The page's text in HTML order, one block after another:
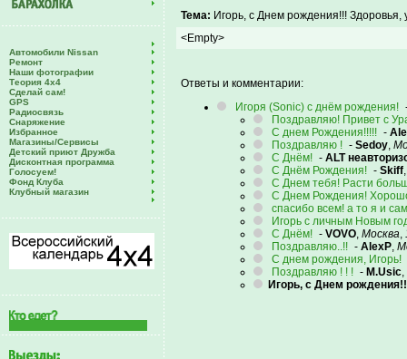
Автомобили Nissan
Ремонт
Наши фотографии
Теория 4х4
Сделай сам!
GPS
Радиосвязь
Снаряжение
Избранное
Магазины/Сервисы
Детский приют Дружба
Дисконтная программа
Голосуем!
Фонд Клуба
Клубный магазин
Тема: Игорь, с Днем рождения!!! Здоровья,
<Empty>
Ответы и комментарии:
Игоря (Sonic) с днём рождения!
Поздравляю! Привет с
С днем Рождения!!!!! -
Поздравляю ! - Sedoy,
С Днём! - ALT
С Днём Рождения! - Skiff
С Днем тебя! Расти
С Днем Рождения! Хорошо
спасибо всем! а то я и
Игорь с личным Новым
С Днём! - VOVO, Москва,
Поздравляю..!! - AlexP,
С днем рождения, Игорь!
Поздравляю ! ! ! - M.Usic,
Игорь, с Днем